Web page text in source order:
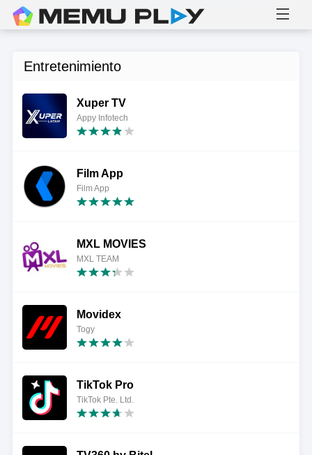
Entretenimiento
Xuper TV
Appy Infotech
Film App
Film App
MXL MOVIES
MXL TEAM
Movidex
Togy
TikTok Pro
TikTok Pte. Ltd.